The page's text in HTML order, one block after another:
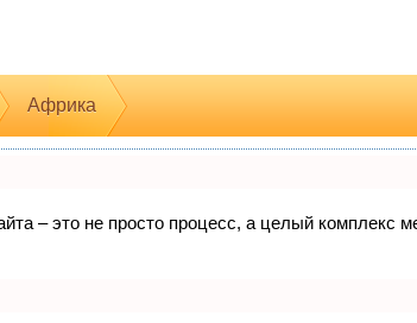
Африка
– это не просто процесс, а целый комплекс